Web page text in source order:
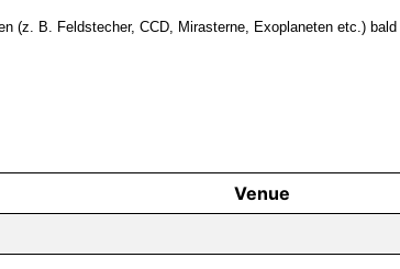
(z. B. Feldstecher, CCD, Mirasterne, Exoplaneten etc.)
Venue